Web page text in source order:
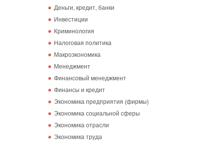
Деньги, кредит, банки
Инвестиции
Криминология
Налоговая политика
Макроэкономика
Менеджмент
Финансовый менеджмент
Финансы и кредит
Экономика предприятия (фирмы)
Экономика социальной сферы
Экономика отрасли
Экономика труда